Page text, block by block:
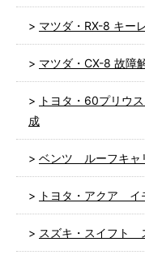
マツダ・RX-8 キー
マツダ・CX-8 故障
トヨタ・60プリウ
成
ベンツ ルーフキャ
トヨタ・アクア イ
スズキ・スイフト